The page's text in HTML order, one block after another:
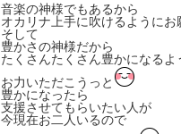
音楽の神様でもあるから
オカリナ上手に吹けるようにお
そして
豊かさの神様だから
たくさんたくさん豊かになるよ
お力いただこうっと
豊かになったら
支援させてもらいたい人が
今現在お二人いるので